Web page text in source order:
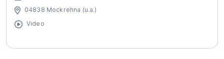
04838 Mockrehna (u.a.)
Video